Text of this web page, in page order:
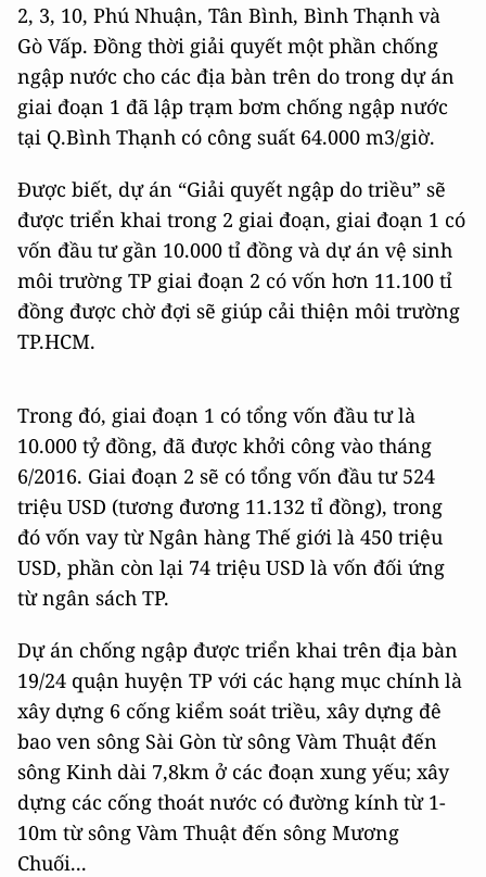
2, 3, 10, Phú Nhuận, Tân Bình, Bình Thạnh và
Gò Vấp. Đồng thời giải quyết một phần chống
ngập nước cho các địa bàn trên do trong dự án
giai đoạn 1 đã lập trạm bơm chống ngập nước
tại Q.Bình Thạnh có công suất 64.000 m3/giờ.
Được biết, dự án “Giải quyết ngập do triều” sẽ
được triển khai trong 2 giai đoạn, giai đoạn 1 có
vốn đầu tư gần 10.000 tỉ đồng và dự án vệ sinh
môi trường TP giai đoạn 2 có vốn hơn 11.100 tỉ
đồng được chờ đợi sẽ giúp cải thiện môi trường
TP.HCM.
Trong đó, giai đoạn 1 có tổng vốn đầu tư là
10.000 tỷ đồng, đã được khởi công vào tháng
6/2016. Giai đoạn 2 sẽ có tổng vốn đầu tư 524
triệu USD (tương đương 11.132 tỉ đồng), trong
đó vốn vay từ Ngân hàng Thế giới là 450 triệu
USD, phần còn lại 74 triệu USD là vốn đối ứng
từ ngân sách TP.
Dự án chống ngập được triển khai trên địa bàn
19/24 quận huyện TP với các hạng mục chính là
xây dựng 6 cống kiểm soát triều, xây dựng đê
bao ven sông Sài Gòn từ sông Vàm Thuật đến
sông Kinh dài 7,8km ở các đoạn xung yếu; xây
dựng các cống thoát nước có đường kính từ 1-
10m từ sông Vàm Thuật đến sông Mương
Chuối...